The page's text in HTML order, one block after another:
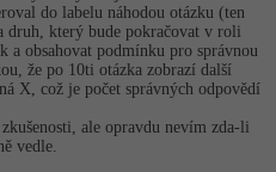
do labelu náhodou otázku (ten
druh, který bude pokračovat v roli
a obsahovat podmínku pro správnou
že po 10ti otázka zobrazí další
X, což je počet správných odpovědí
ale opravdu nevím zda-li
vedle.